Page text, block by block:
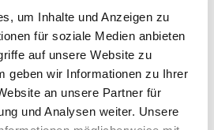
um Inhalte und Anzeigen zu
für soziale Medien anbieten
auf unsere Website zu
geben wir Informationen zu Ihrer
an unsere Partner für
und Analysen weiter. Unsere